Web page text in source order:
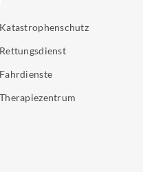
Katastrophenschutz
Rettungsdienst
Fahrdienste
Therapiezentrum